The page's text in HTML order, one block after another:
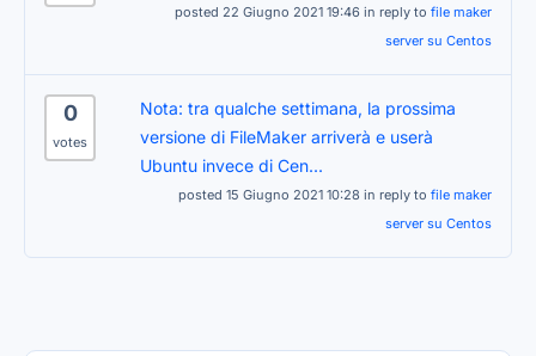
posted 22 Giugno 2021 19:46 in reply to file maker
server su Centos
0
votes
Nota: tra qualche settimana, la prossima
versione di FileMaker arriverà e userà
Ubuntu invece di Cen...
posted 15 Giugno 2021 10:28 in reply to file maker
server su Centos